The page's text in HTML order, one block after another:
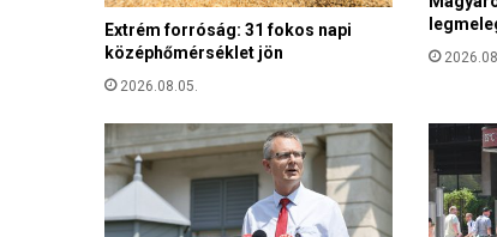
h
o
z
A
d
i
g
i
Extrém forróság: 31 fokos napi
középhőmérséklet jön
2026.08.05.